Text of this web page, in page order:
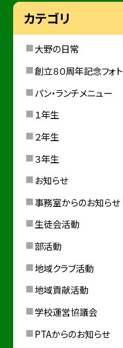
カテゴリ
大野の日常
創立８０周年記念フォト
パン・ランチメニュー
１年生
２年生
３年生
お知らせ
事務室からのお知らせ
生徒会活動
部活動
地域クラブ活動
地域貢献活動
学校運営協議会
PTAからのお知らせ